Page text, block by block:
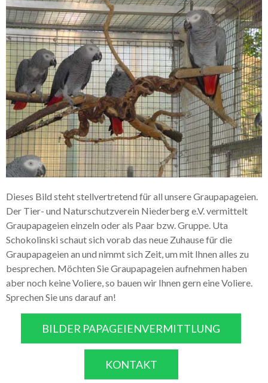
Dieses Bild steht stellvertretend für all unsere Graupapageien.
Der Tier- und Naturschutzverein Niederberg e.V. vermittelt
Graupapageien einzeln oder als Paar bzw. Gruppe. Uta
Schokolinski schaut sich vorab das neue Zuhause für die
Graupapageien an und nimmt sich Zeit, um mit Ihnen alles zu
besprechen. Möchten Sie Graupapageien aufnehmen haben
aber noch keine Voliere, so bauen wir Ihnen gern eine Voliere.
Sprechen Sie uns darauf an!
BILDER PAPAGEIENVERMITTLUNG
KONTAKT